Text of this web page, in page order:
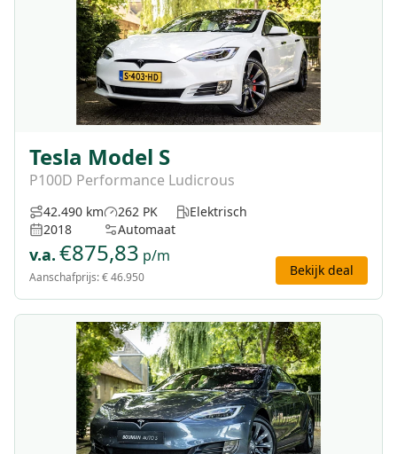
Tesla Model S
P100D Performance Ludicrous
42.490 km
2018
262 PK
Automaat
Elektrisch
v.a. €875,83 p/m
Aanschafprijs:€ 46.950 Bekijk deal